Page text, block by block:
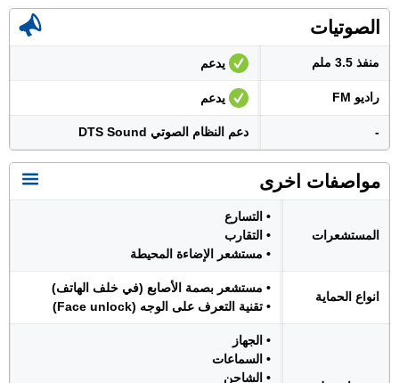
الصوتيات
منفذ 3.5 ملم يدعم
راديو FM يدعم
- دعم النظام الصوتي DTS Sound
مواصفات اخرى
المستشعرات
• التسارع
• التقارب
• مستشعر الإضاءة المحيطة
انواع الحماية
• مستشعر بصمة الأصابع (في خلف الهاتف)
• تقنية التعرف على الوجه (Face unlock)
• الجهاز
• السماعات
• الشاحن